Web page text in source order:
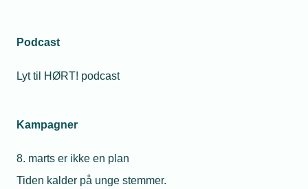
Podcast
Lyt til HØRT! podcast
Kampagner
8. marts er ikke en plan
Tiden kalder på unge stemmer.
Politik & analyse